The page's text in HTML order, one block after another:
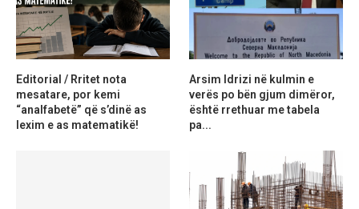
Editorial / Rritet nota
mesatare, por kemi
“analfabetë” që s’dinë as
lexim e as matematikë!
Arsim Idrizi në kulmin e
verës po bën gjum dimëror,
është rrethuar me tabela
pa...